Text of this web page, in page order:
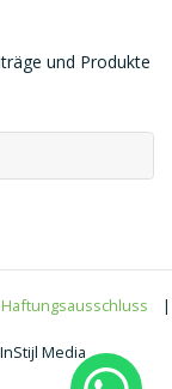
und Produkte
Haftungsausschluss |
Media